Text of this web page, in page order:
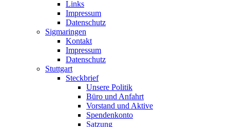
Links
Impressum
Datenschutz
Sigmaringen
Kontakt
Impressum
Datenschutz
Stuttgart
Steckbrief
Unsere Politik
Büro und Anfahrt
Vorstand und Aktive
Spendenkonto
Satzung